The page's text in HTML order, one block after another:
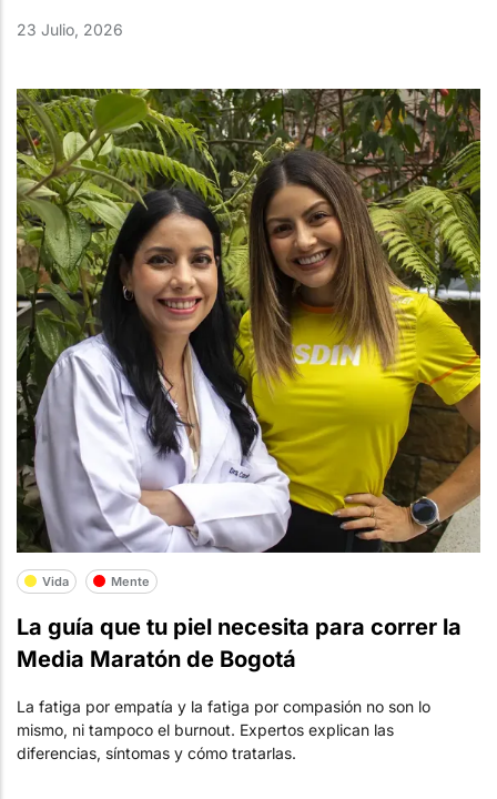
23 Julio, 2026
Vida Mente
La guía que tu piel necesita para correr la
Media Maratón de Bogotá
La fatiga por empatía y la fatiga por compasión no son lo
mismo, ni tampoco el burnout. Expertos explican las
diferencias, síntomas y cómo tratarlas.